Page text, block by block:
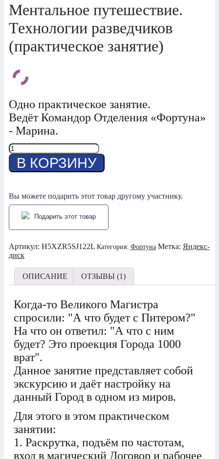
Ментальное путешествие.
Технологии разведчиков
(практическое занятие)
Одно практическое занятие.
Ведёт Командор Отделения «Фортуна»
- Марина.
Количество
товара
Ментальное
путешествие.
разведчиков
(практическое
занятие)
В КОРЗИНУ
Вы можете подарить этот товар другому участнику.
Подарить этот товар
Артикул: H5XZR5SJ122L Категория: Фортуна Метка: Яндекс-
диск
ОПИСАНИЕ ОТЗЫВЫ (1)
Когда-то Великого Магистра
спросили: "А что будет с Питером?"
На что он ответил: "А что с ним
будет? Это проекция Города 1000
врат".
Данное занятие представляет собой
экскурсию и даёт настройку на
данный Город в одном из миров.
Для этого в этом практическом
занятии:
1. Раскрутка, подъём по частотам,
вход в магический Договор и рабочее